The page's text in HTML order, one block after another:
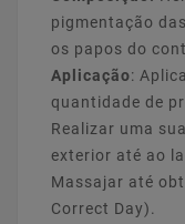
pigmentação
os papos do
Aplicação:
quantidade de
Realizar uma
exterior até ao
Massajar até
Correct Day).